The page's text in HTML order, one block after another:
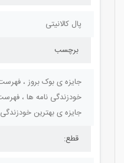
پال کالانیتی
برچسب
جایزه ی بوک بروز ،
خودزندگی نامه ها ،
جایزه ی بهترین
قطع: